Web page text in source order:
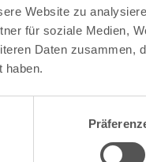
Website zu
für soziale Medien,
Daten zusammen,
haben.